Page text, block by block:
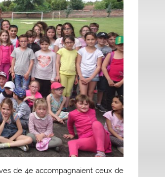
de 4e accompagnaient ceux de